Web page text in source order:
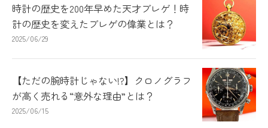
時計の歴史を200年早めた天才ブレゲ！時
計の歴史を変えたブレゲの偉業とは？
2025/06/29
【ただの腕時計じゃない!?】クロノグラフ
が高く売れる“意外な理由”とは？
2025/06/15